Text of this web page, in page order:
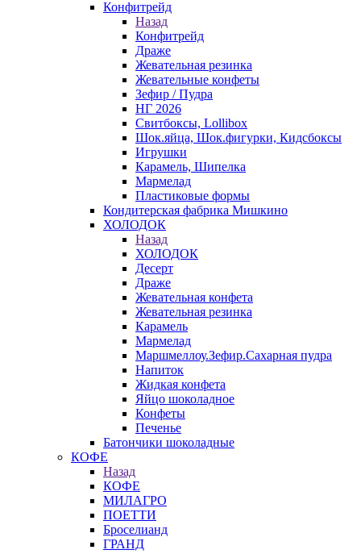
Конфитрейд
Назад
Конфитрейд
Драже
Жевательная резинка
Жевательные конфеты
Зефир / Пудра
НГ 2026
Свитбоксы, Lollibox
Шок.яйца, Шок.фигурки, Кидсбоксы
Игрушки
Карамель, Шипелка
Мармелад
Пластиковые формы
Кондитерская фабрика Мишкино
ХОЛОДОК
Назад
ХОЛОДОК
Десерт
Драже
Жевательная конфета
Жевательная резинка
Карамель
Мармелад
Маршмеллоу.Зефир.Сахарная пудра
Напиток
Жидкая конфета
Яйцо шоколадное
Конфеты
Печенье
Батончики шоколадные
КОФЕ
Назад
КОФЕ
МИЛАГРО
ПОЕТТИ
Броселианд
ГРАНД